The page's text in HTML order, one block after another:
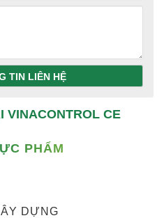
TIN LIÊN HỆ
VINACONTROL CE
PHẨM
DỰNG